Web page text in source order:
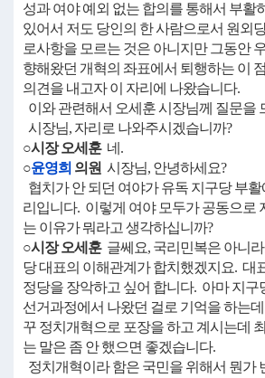
성과 여야 예외 없는 합의를 통해서 부활
있어서 저도 당인의 한 사람으로서 원외
로사항을 모르는 것은 아니지만 그동안
향해왔던 개혁의 좌표에서 퇴행하는 이
의견을 내고자 이 자리에 나왔습니다.
이와 관련해서 오세훈 시장님께 질문을
시장님, 자리로 나와주시겠습니까?
○시장 오세훈네.
○윤영희 의원 시장님, 안녕하세요?
협치가 안 되던 여야가 유독 지구당 부
리입니다. 이렇게 여야 모두가 공동으로
는 이유가 뭐라고 생각하십니까?
○시장 오세훈글쎄요, 국리민복은 아니
당 대표의 이해관계가 합치했겠지요. 대
정당을 장악하고 싶어 합니다. 아마 지구
선거과정에서 나왔던 걸로 기억을 하는
꾸 정치개혁으로 포장을 하고 계시는데
는 말은 좀 안 했으면 좋겠습니다.
정치개혁이라 함은 국민을 위해서 뭔가